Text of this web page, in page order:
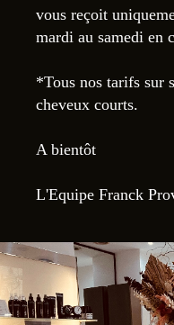
vous reçoit
mardi au samedi en
*Tous nos tarifs sur
cheveux courts.
A bientôt
L'Equipe Franck